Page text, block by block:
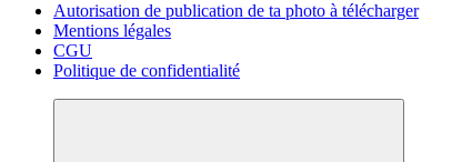
Autorisation de publication de ta photo à télécharger
Mentions légales
CGU
Politique de confidentialité